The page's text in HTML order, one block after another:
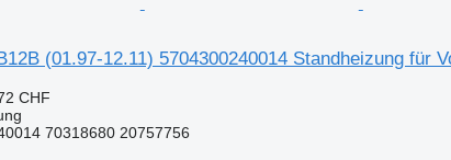
(01.97-12.11) 5704300240014 Standheizung für
CHF
70318680 20757756